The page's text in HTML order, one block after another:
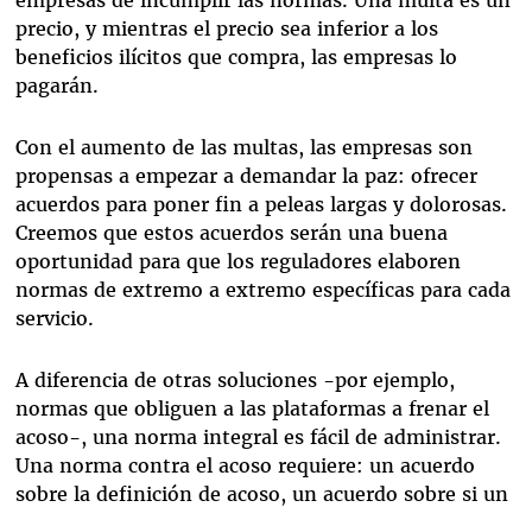
precio, y mientras el precio sea inferior a los
beneficios ilícitos que compra, las empresas lo
pagarán.
Con el aumento de las multas, las empresas son
propensas a empezar a demandar la paz: ofrecer
acuerdos para poner fin a peleas largas y dolorosas.
Creemos que estos acuerdos serán una buena
oportunidad para que los reguladores elaboren
normas de extremo a extremo específicas para cada
servicio.
A diferencia de otras soluciones -por ejemplo,
normas que obliguen a las plataformas a frenar el
acoso-, una norma integral es fácil de administrar.
Una norma contra el acoso requiere: un acuerdo
sobre la definición de acoso, un acuerdo sobre si un